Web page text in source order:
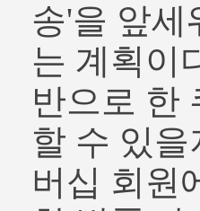
송'을 앞세
는 계획이
반으로 한
할 수 있
버십 회원